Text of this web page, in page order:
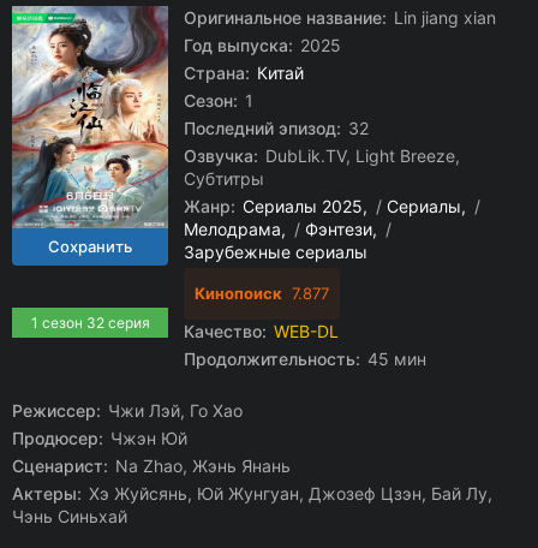
1 сезон 32 серия
Оригинальное название: Lin jiang xian
Год выпуска: 2025
Страна: Китай
Сезон: 1
Последний эпизод: 32
Озвучка: DubLik.TV, Light Breeze,
Субтитры
Жанр: Сериалы 2025 / Сериалы
/
Мелодрама
/ Фэнтези
/
Зарубежные сериалы
Кинопоиск 7.877
Качество: WEB-DL
Продолжительность: 45 мин
Режиссер: Чжи Лэй, Го Хао
Продюсер: Чжэн Юй
Сценарист: Na Zhao, Жэнь Янань
Актеры: Хэ Жуйсянь, Юй Жунгуан, Джозеф Цзэн, Бай Лу,
Чэнь Синьхай